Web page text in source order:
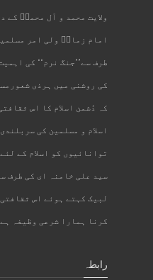
ولایت محمد و آل محمدؐ کے
امام زمانؑ ولی امر
طرف سے’’جنگ نرم‘‘ کی
کی روشنی میں ہرذی
کہ دُشمن اسلام کا اس
اسلام و مسلمین کی
توانائیوں کو اسلام کے
سید علی خامنہ ای کی طرف
لبیک کہتے ہوئے اس
کرنا ہمارا شرعی وظیفہ
رابطہ